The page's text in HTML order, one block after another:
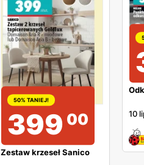
50% TANIEJ!
399 00
Zestaw krzeseł Sanico
10